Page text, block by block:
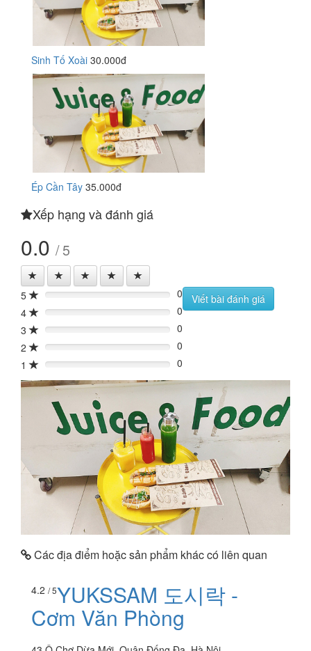
Sinh Tố Xoài 30.000đ
Ép Cần Tây 35.000đ
Xếp hạng và đánh giá
0.0 / 5
5 0%
0
4
0%
0
3
0%
0
2
0%
0
1
0% 0
Viết bài đánh giá
Các địa điểm hoặc sản phẩm khác có liên quan
4.2 / 5YUKSSAM 도시락 -
Cơm Văn Phòng